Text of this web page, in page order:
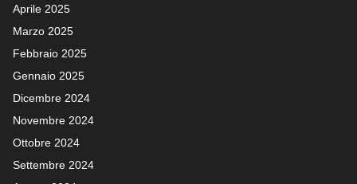
Aprile 2025
Marzo 2025
Febbraio 2025
Gennaio 2025
Dicembre 2024
Novembre 2024
Ottobre 2024
Settembre 2024